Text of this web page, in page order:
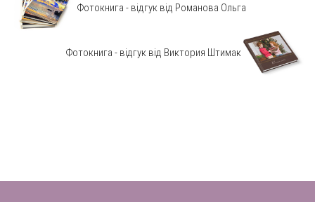
Фотокнига - відгук від Романова Ольга
Фотокнига - відгук від Виктория Штимак